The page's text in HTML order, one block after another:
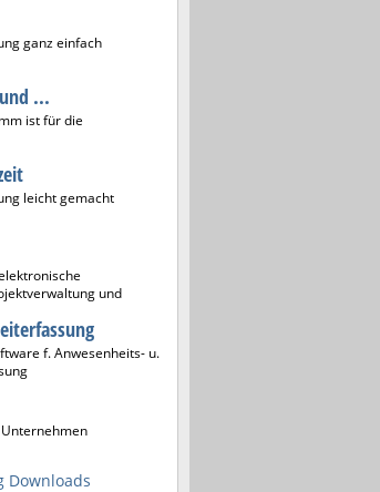
ganz einfach
...
ist für die
leicht gemacht
und
f. Anwesenheits- u.
Downloads